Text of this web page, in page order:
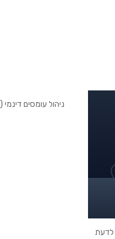
ניהול עומסים דינמי (DLM) לעמדת טעינה — המדריך המלא 2026